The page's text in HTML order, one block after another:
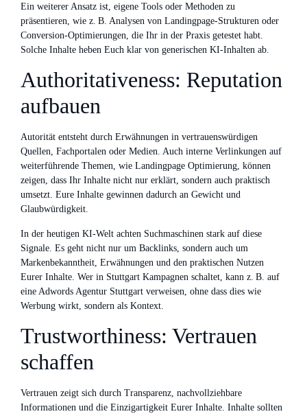
Ein weiterer Ansatz ist, eigene Tools oder Methoden zu
präsentieren, wie z. B. Analysen von Landingpage-Strukturen oder
Conversion-Optimierungen, die Ihr in der Praxis getestet habt.
Solche Inhalte heben Euch klar von generischen KI-Inhalten ab.
Authoritativeness: Reputation
aufbauen
Autorität entsteht durch Erwähnungen in vertrauenswürdigen
Quellen, Fachportalen oder Medien. Auch interne Verlinkungen auf
weiterführende Themen, wie Landingpage Optimierung, können
zeigen, dass Ihr Inhalte nicht nur erklärt, sondern auch praktisch
umsetzt. Eure Inhalte gewinnen dadurch an Gewicht und
Glaubwürdigkeit.
In der heutigen KI-Welt achten Suchmaschinen stark auf diese
Signale. Es geht nicht nur um Backlinks, sondern auch um
Markenbekanntheit, Erwähnungen und den praktischen Nutzen
Eurer Inhalte. Wer in Stuttgart Kampagnen schaltet, kann z. B. auf
eine Adwords Agentur Stuttgart verweisen, ohne dass dies wie
Werbung wirkt, sondern als Kontext.
Trustworthiness: Vertrauen
schaffen
Vertrauen zeigt sich durch Transparenz, nachvollziehbare
Informationen und die Einzigartigkeit Eurer Inhalte. Inhalte sollten